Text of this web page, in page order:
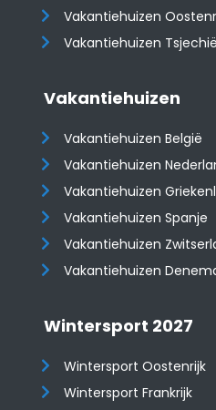
​​​​​​​Vakantiehuizen
Vakantiehuizen Tsjechië
Vakantiehuizen
Vakantiehuizen België
Vakantiehuizen
Vakantiehuizen
Vakantiehuizen Spanje
​​​​​​​Vakantiehuizen
Vakantiehuizen
Wintersport 2027
Wintersport Oostenrijk
Wintersport Frankrijk